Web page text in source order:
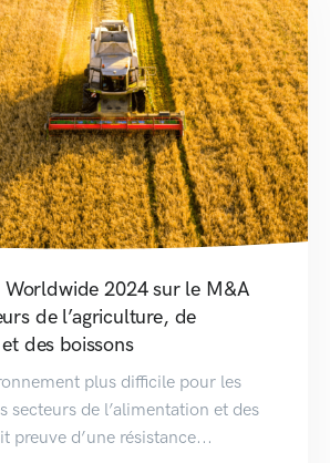
Worldwide 2024 sur le M&A
de l’agriculture, de
des boissons
plus difficile pour les
secteurs de l’alimentation et des
preuve d’une résistance...